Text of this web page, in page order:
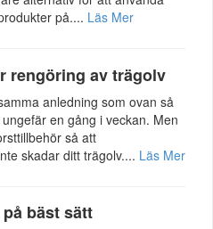
på.... Läs Mer
rengöring av trägolv
anledning som ovan så
en gång i veckan. Men
så att
skadar ditt trägolv.... Läs Mer
bäst sätt